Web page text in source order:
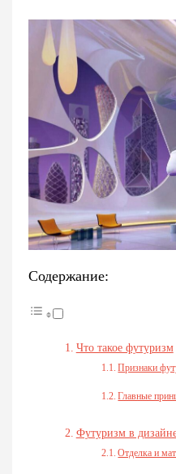
Содержание:
Что такое футуризм
Признаки
Главные
Футуризм в
Отделка и